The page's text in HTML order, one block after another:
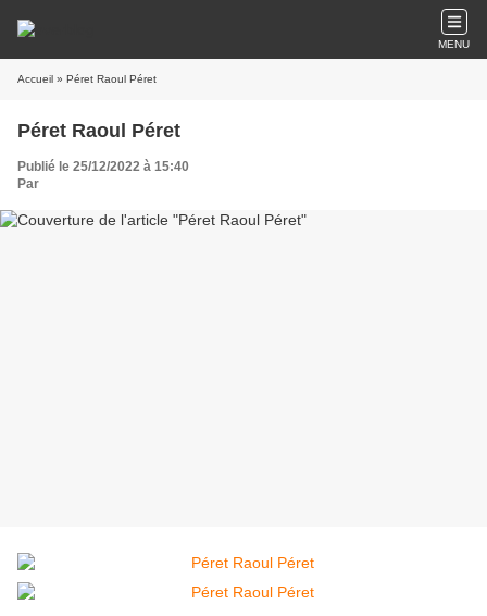
MENU
Accueil » Péret Raoul Péret
Péret Raoul Péret
Publié le 25/12/2022 à 15:40
Par